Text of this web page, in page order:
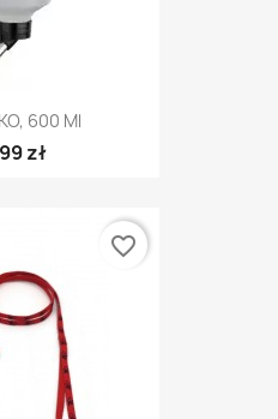
600 Ml
zł
favorite_border